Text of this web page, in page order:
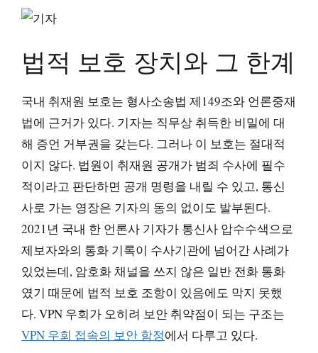
법적 보호 장치와 그 한계
국내 취재원 보호는 형사소송법 제149조와 언론중재
법에 근거가 있다. 기자는 직무상 취득한 비밀에 대
해 증언 거부권을 갖는다. 그러나 이 보호는 절대적
이지 않다. 법원이 취재원 공개가 범죄 수사에 필수
적이라고 판단하면 공개 명령을 내릴 수 있고, 통신
사로 가는 영장은 기자의 동의 없이도 발부된다.
2021년 국내 한 언론사 기자가 통신사 압수수색으로
제보자와의 통화 기록이 수사기관에 넘어간 사례가
있었는데, 암호화 채널을 쓰지 않은 일반 전화 통화
였기 때문에 법적 보호 조항이 있음에도 막지 못했
다. VPN 우회가 오히려 보안 취약점이 되는 구조는
VPN 우회 접속의 보안 함정에서 다루고 있다.